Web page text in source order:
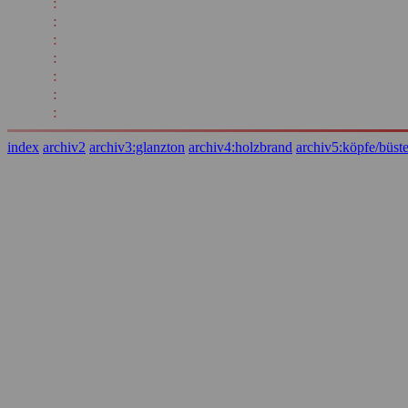
:
:
:
:
:
:
:
index archiv2 archiv3:glanzton archiv4:holzbrand archiv5:köpfe/